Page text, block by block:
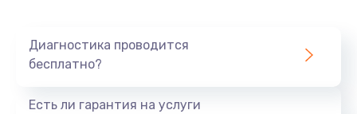
Диагностика проводится
бесплатно?
Есть ли гарантия на услуги